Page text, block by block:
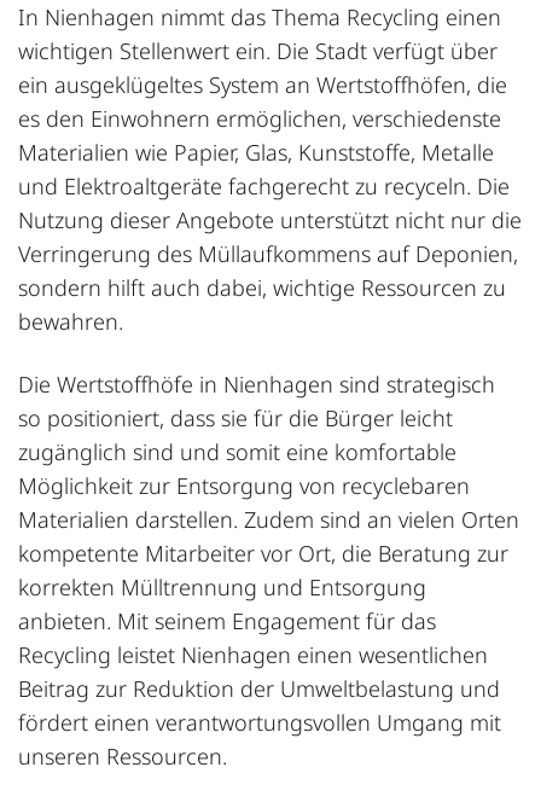
In Nienhagen nimmt das Thema Recycling einen
wichtigen Stellenwert ein. Die Stadt verfügt über
ein ausgeklügeltes System an Wertstoffhöfen, die
es den Einwohnern ermöglichen, verschiedenste
Materialien wie Papier, Glas, Kunststoffe, Metalle
und Elektroaltgeräte fachgerecht zu recyceln. Die
Nutzung dieser Angebote unterstützt nicht nur die
Verringerung des Müllaufkommens auf Deponien,
sondern hilft auch dabei, wichtige Ressourcen zu
bewahren.
Die Wertstoffhöfe in Nienhagen sind strategisch
so positioniert, dass sie für die Bürger leicht
zugänglich sind und somit eine komfortable
Möglichkeit zur Entsorgung von recyclebaren
Materialien darstellen. Zudem sind an vielen Orten
kompetente Mitarbeiter vor Ort, die Beratung zur
korrekten Mülltrennung und Entsorgung
anbieten. Mit seinem Engagement für das
Recycling leistet Nienhagen einen wesentlichen
Beitrag zur Reduktion der Umweltbelastung und
fördert einen verantwortungsvollen Umgang mit
unseren Ressourcen.